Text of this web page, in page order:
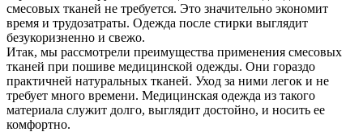
смесовых тканей не требуется. Это значительно экономит
время и трудозатраты. Одежда после стирки выглядит
безукоризненно и свежо.
Итак, мы рассмотрели преимущества применения смесовых
тканей при пошиве медицинской одежды. Они гораздо
практичней натуральных тканей. Уход за ними легок и не
требует много времени. Медицинская одежда из такого
материала служит долго, выглядит достойно, и носить ее
комфортно.